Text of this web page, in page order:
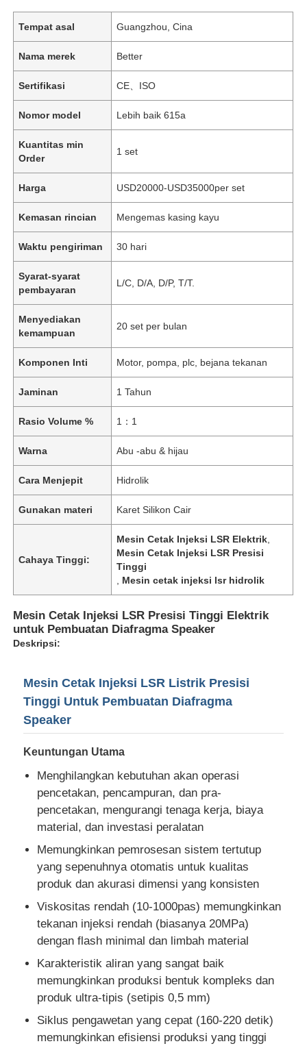
Produk
Tentang kita
Tempat asal Guangzhou, Cina
Nama merek Better
Sertifikasi CE、ISO
Nomor model Lebih baik 615a
Kuantitas min
Order
1 set
Harga USD20000-USD35000per set
Kemasan rincian Mengemas kasing kayu
Waktu pengiriman 30 hari
Syarat-syarat
pembayaran
L/C, D/A, D/P, T/T.
Menyediakan
kemampuan
20 set per bulan
Komponen Inti Motor, pompa, plc, bejana tekanan
Jaminan 1 Tahun
Rasio Volume % 1：1
Warna Abu -abu & hijau
Cara Menjepit Hidrolik
Gunakan materi Karet Silikon Cair
Cahaya Tinggi:
Mesin Cetak Injeksi LSR Elektrik
Mesin Cetak Injeksi LSR Presisi
Tinggi
Mesin cetak injeksi lsr hidrolik
Mesin Cetak Injeksi LSR Presisi Tinggi Elektrik
untuk Pembuatan Diafragma Speaker
Deskripsi:
Mesin Cetak Injeksi LSR Listrik Presisi
Tinggi Untuk Pembuatan Diafragma
Speaker
Keuntungan Utama
Menghilangkan kebutuhan akan operasi
pencetakan, pencampuran, dan pra-
pencetakan, mengurangi tenaga kerja, biaya
material, dan investasi peralatan
Memungkinkan pemrosesan sistem tertutup
yang sepenuhnya otomatis untuk kualitas
produk dan akurasi dimensi yang konsisten
Viskositas rendah (10-1000pas) memungkinkan
tekanan injeksi rendah (biasanya 20MPa)
dengan flash minimal dan limbah material
Karakteristik aliran yang sangat baik
memungkinkan produksi bentuk kompleks dan
produk ultra-tipis (setipis 0,5 mm)
Siklus pengawetan yang cepat (160-220 detik)
memungkinkan efisiensi produksi yang tinggi